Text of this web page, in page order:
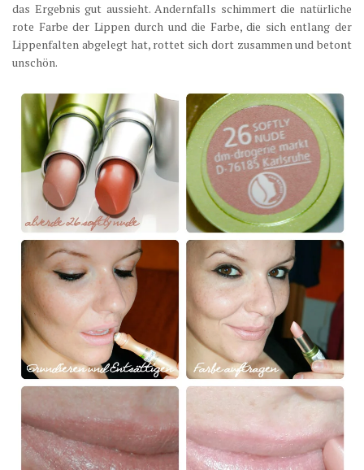
das Ergebnis gut aussieht. Andernfalls schimmert die natürliche
rote Farbe der Lippen durch und die Farbe, die sich entlang der
Lippenfalten abgelegt hat, rottet sich dort zusammen und betont
unschön.